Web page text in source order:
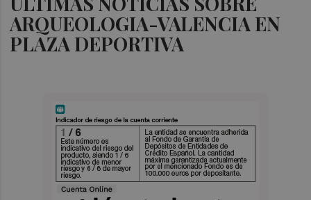
ARQUEOLOGIA-VALENCIA EN
PLAZA DEPORTIVA